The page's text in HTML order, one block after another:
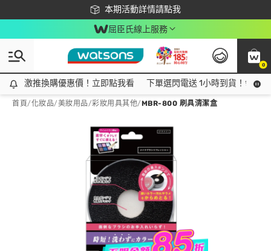
本期活動詳情請點我
下載app最高回饋$350
屈臣氏線上服務
0
激推換購優惠價！立即點我看
激推換購優惠價！立即點我看 下單選閃電送 1小時到貨！領神
首頁/化妝品/美妝用品/彩妝用具其他/MBR-800 刷具清潔盒